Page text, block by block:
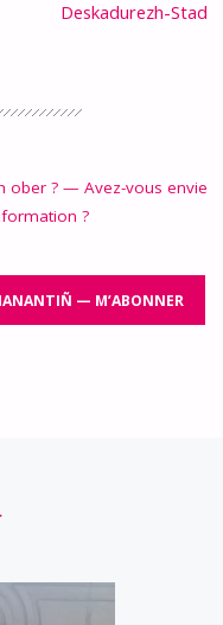
Deskadurezh-Stad
ober ? — Avez-vous envie
?